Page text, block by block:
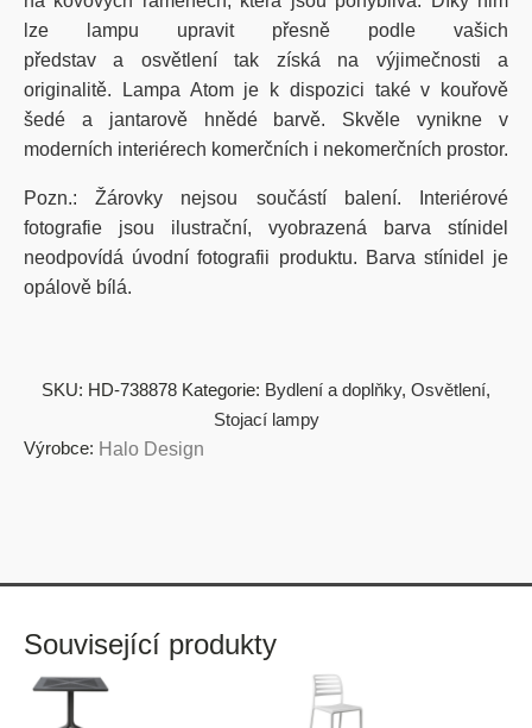
lze lampu upravit přesně podle vašich
představ a osvětlení tak získá na výjimečnosti a
originalitě. Lampa Atom je k dispozici také v kouřově
šedé a jantarově hnědé barvě. Skvěle vynikne v
moderních interiérech komerčních i nekomerčních prostor.
Pozn.: Žárovky nejsou součástí balení. Interiérové
fotografie jsou ilustrační, vyobrazená barva stínidel
neodpovídá úvodní fotografii produktu. Barva stínidel je
opálově bílá.
SKU: HD-738878 Kategorie: Bydlení a doplňky, Osvětlení,
Stojací lampy
Výrobce: Halo Design
Související produkty